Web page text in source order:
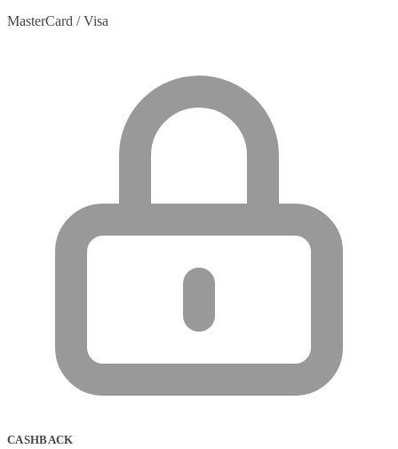
MasterCard / Visa
CASHBACK